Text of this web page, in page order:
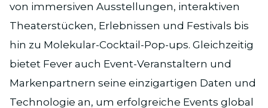
von immersiven Ausstellungen, interaktiven
Theaterstücken, Erlebnissen und Festivals bis
hin zu Molekular-Cocktail-Pop-ups. Gleichzeitig
bietet Fever auch Event-Veranstaltern und
Markenpartnern seine einzigartigen Daten und
Technologie an, um erfolgreiche Events global